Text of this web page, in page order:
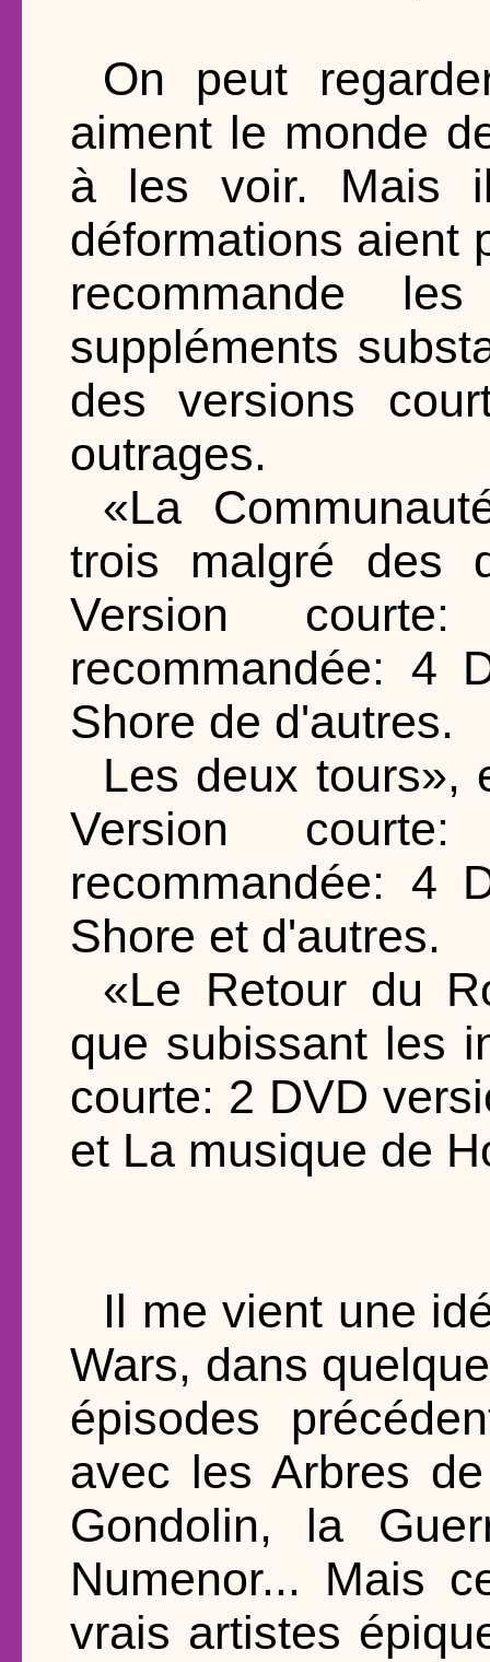
On peut
aiment le monde
à les voir. Mais
déformations aient
recommande
suppléments
des versions
outrages.
«La
trois malgré des
Version
recommandée: 4
Shore de d'autres.
Les deux tours»,
Version
recommandée: 4
Shore et d'autres.
«Le Retour du
que subissant les
courte: 2 DVD
et La musique de
Il me vient une
Wars, dans
épisodes
avec les Arbres
Gondolin, la
Numenor... Mais
vrais artistes